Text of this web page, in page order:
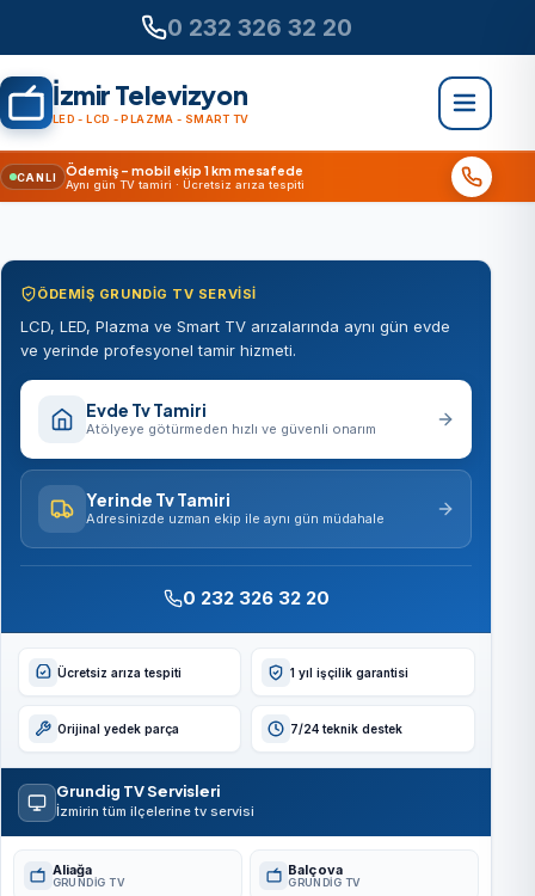
0 232 326 32 20
İzmir Televizyon
LED - LCD - PLAZMA - SMART TV
CANLI Ödemiş – mobil ekip 1 km mesafede
Aynı gün TV tamiri · Ücretsiz arıza tespiti
ÖDEMIŞ GRUNDIG TV SERVISI
LCD, LED, Plazma ve Smart TV arızalarında aynı gün evde
ve yerinde profesyonel tamir hizmeti.
Evde Tv Tamiri
Atölyeye götürmeden hızlı ve güvenli onarım
Yerinde Tv Tamiri
Adresinizde uzman ekip ile aynı gün müdahale
0 232 326 32 20
Ücretsiz arıza tespiti 1 yıl işçilik garantisi
Orijinal yedek parça 7/24 teknik destek
Grundig TV Servisleri
İzmirin tüm ilçelerine tv servisi
Aliağa
GRUNDIG TV
Balçova
GRUNDIG TV